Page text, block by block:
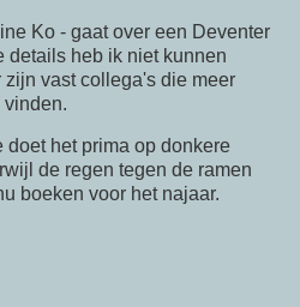
Ko - gaat over een Deventer
details heb ik niet kunnen
vast collega's die meer
doet het prima op donkere
de regen tegen de ramen
boeken voor het najaar.